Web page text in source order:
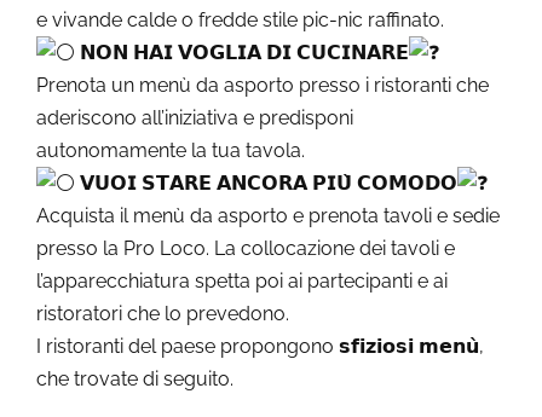
e vivande calde o fredde stile pic-nic raffinato.
𝗡𝗢𝗡 𝗛𝗔𝗜 𝗩𝗢𝗚𝗟𝗜𝗔 𝗗𝗜 𝗖𝗨𝗖𝗜𝗡𝗔𝗥𝗘
Prenota un menù da asporto presso i ristoranti che
aderiscono all’iniziativa e predisponi
autonomamente la tua tavola.
𝗩𝗨𝗢𝗜 𝗦𝗧𝗔𝗥𝗘 𝗔𝗡𝗖𝗢𝗥𝗔 𝗣𝗜𝗨̀ 𝗖𝗢𝗠𝗢𝗗𝗢
Acquista il menù da asporto e prenota tavoli e sedie
presso la Pro Loco. La collocazione dei tavoli e
l’apparecchiatura spetta poi ai partecipanti e ai
ristoratori che lo prevedono.
I ristoranti del paese propongono 𝘀𝗳𝗶𝘇𝗶𝗼𝘀𝗶 𝗺𝗲𝗻𝘂̀,
che trovate di seguito.